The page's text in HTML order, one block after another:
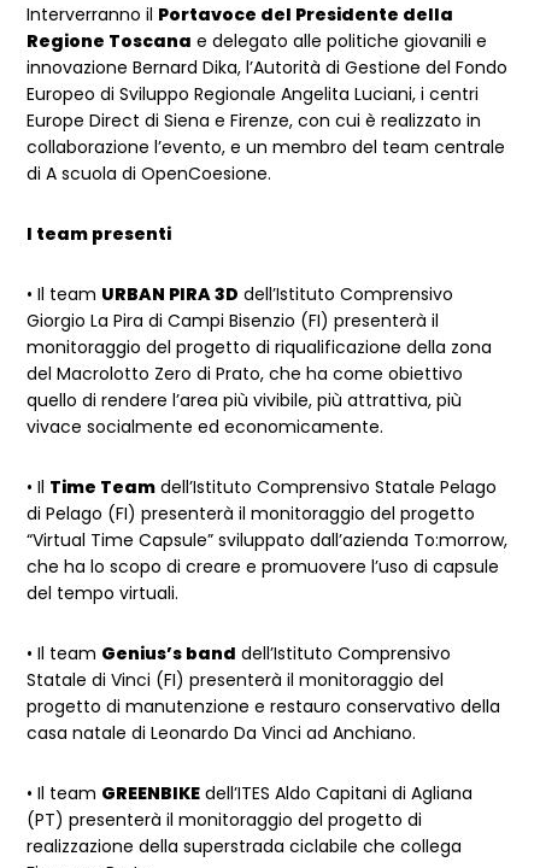
Interverranno il Portavoce del Presidente della
Regione Toscana e delegato alle politiche giovanili e
innovazione Bernard Dika, l’Autorità di Gestione del Fondo
Europeo di Sviluppo Regionale Angelita Luciani, i centri
Europe Direct di Siena e Firenze, con cui è realizzato in
collaborazione l’evento, e un membro del team centrale
di A scuola di OpenCoesione.
I team presenti
• Il team URBAN PIRA 3D dell’Istituto Comprensivo
Giorgio La Pira di Campi Bisenzio (FI) presenterà il
monitoraggio del progetto di riqualificazione della zona
del Macrolotto Zero di Prato, che ha come obiettivo
quello di rendere l’area più vivibile, più attrattiva, più
vivace socialmente ed economicamente.
• Il Time Team dell’Istituto Comprensivo Statale Pelago
di Pelago (FI) presenterà il monitoraggio del progetto
“Virtual Time Capsule” sviluppato dall’azienda To:morrow,
che ha lo scopo di creare e promuovere l’uso di capsule
del tempo virtuali.
• Il team Genius’s band dell’Istituto Comprensivo
Statale di Vinci (FI) presenterà il monitoraggio del
progetto di manutenzione e restauro conservativo della
casa natale di Leonardo Da Vinci ad Anchiano.
• Il team GREENBIKE dell’ITES Aldo Capitani di Agliana
(PT) presenterà il monitoraggio del progetto di
realizzazione della superstrada ciclabile che collega